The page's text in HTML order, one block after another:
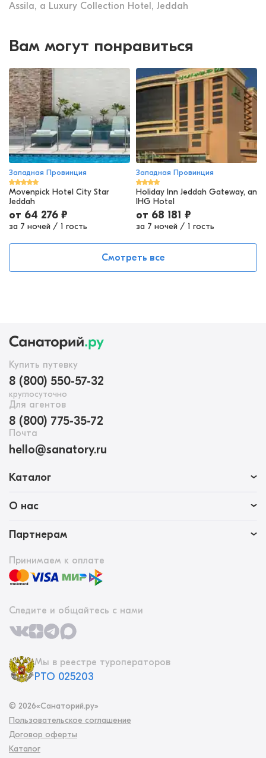
Assila, a Luxury Collection Hotel, Jeddah
Вам могут понравиться
Западная Провинция
Movenpick Hotel City Star
Jeddah
от 64 276 ₽
за 7 ночей / 1 гость
Западная Провинция
Holiday Inn Jeddah Gateway, an
IHG Hotel
от 68 181 ₽
за 7 ночей / 1 гость
Смотреть все
Купить путевку
8 (800) 550-57-32
круглосуточно
Для агентов
8 (800) 775-35-72
Почта
hello@sanatory.ru
Каталог
О нас
Партнерам
Принимаем к оплате
Следите и общайтесь с нами
Мы в реестре туроператоров
РТО 025203
© 2026«Санаторий.ру»
Пользовательское соглашение
Договор оферты
Каталог